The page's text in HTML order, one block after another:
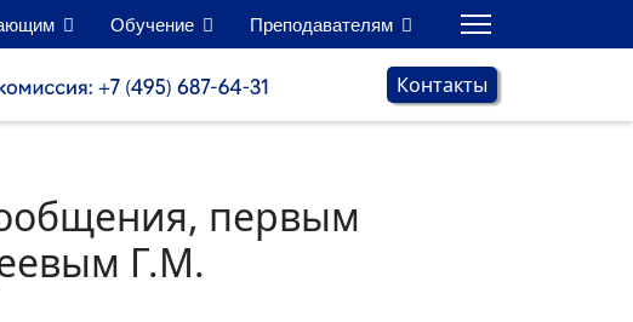
Обучение Преподавателям
Контакты
первым
Г.М.